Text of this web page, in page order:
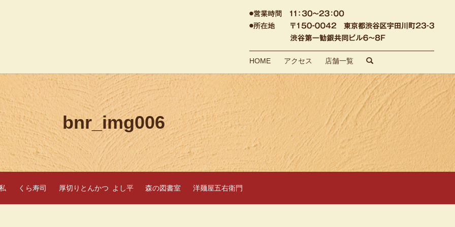
HOME アクセス 店舗一覧
bnr_img006
くら寿司 厚切りとんかつ よし平 森の図書室 洋麺屋五右衛門